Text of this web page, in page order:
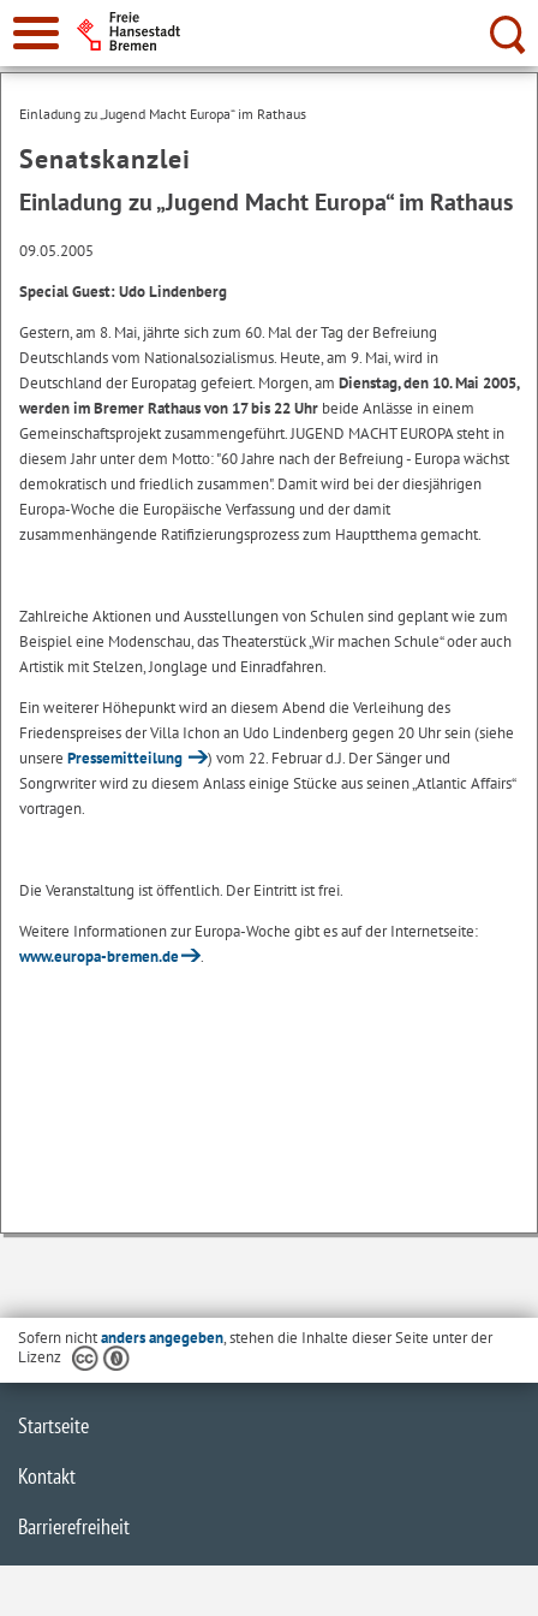
Suche:
Einladung zu „Jugend Macht Europa“ im Rathaus
Senatskanzlei
Einladung zu „Jugend Macht Europa“ im Rathaus
09.05.2005
Special Guest: Udo Lindenberg
Gestern, am 8. Mai, jährte sich zum 60. Mal der Tag der Befreiung
Deutschlands vom Nationalsozialismus. Heute, am 9. Mai, wird in
Deutschland der Europatag gefeiert. Morgen, am Dienstag, den 10. Mai 2005,
werden im Bremer Rathaus von 17 bis 22 Uhr beide Anlässe in einem
Gemeinschaftsprojekt zusammengeführt. JUGEND MACHT EUROPA steht in
diesem Jahr unter dem Motto: "60 Jahre nach der Befreiung - Europa wächst
demokratisch und friedlich zusammen". Damit wird bei der diesjährigen
Europa-Woche die Europäische Verfassung und der damit
zusammenhängende Ratifizierungsprozess zum Hauptthema gemacht.
Zahlreiche Aktionen und Ausstellungen von Schulen sind geplant wie zum
Beispiel eine Modenschau, das Theaterstück „Wir machen Schule“ oder auch
Artistik mit Stelzen, Jonglage und Einradfahren.
Ein weiterer Höhepunkt wird an diesem Abend die Verleihung des
Friedenspreises der Villa Ichon an Udo Lindenberg gegen 20 Uhr sein (siehe
unsere Pressemitteilung
) vom 22. Februar d.J. Der Sänger und
Songrwriter wird zu diesem Anlass einige Stücke aus seinen „Atlantic Affairs“
vortragen.
Die Veranstaltung ist öffentlich. Der Eintritt ist frei.
Weitere Informationen zur Europa-Woche gibt es auf der Internetseite:
www.europa-bremen.de
.
Sofern nichtanders angegeben, stehen die Inhalte dieser Seite unter der
Lizenz
Startseite
Kontakt
Barrierefreiheit